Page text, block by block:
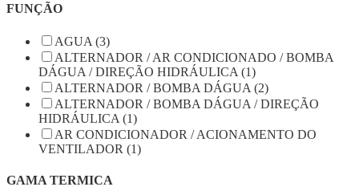
FUNÇÃO
AGUA (3)
ALTERNADOR / AR CONDICIONADO / BOMBA
DÁGUA / DIREÇÃO HIDRÁULICA (1)
ALTERNADOR / BOMBA DÁGUA (2)
ALTERNADOR / BOMBA DÁGUA / DIREÇÃO
HIDRÁULICA (1)
AR CONDICIONADOR / ACIONAMENTO DO
VENTILADOR (1)
GAMA TERMICA